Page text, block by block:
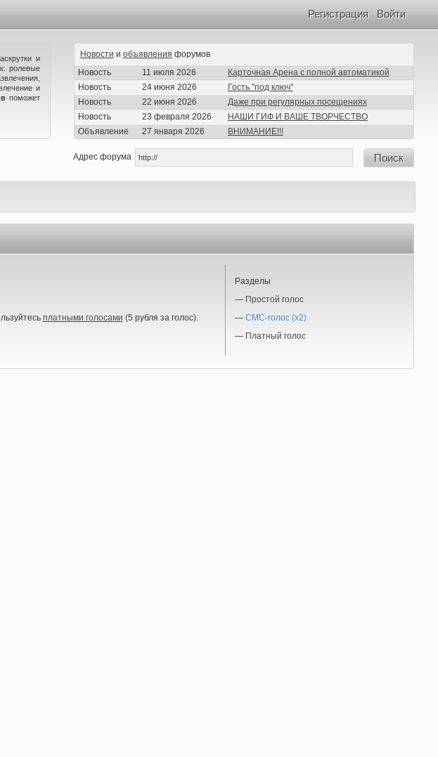
Войти
Регистрация
и
ролевые
и
поможет
Новости и объявления форумов
Новость
11 июля 2026
Карточная Арена с полной автоматикой
Новость
24 июня 2026
Гость "под ключ"
Новость
22 июня 2026
Даже при регулярных посещениях
Новость
23 февраля 2026
НАШИ ГИФ И ВАШЕ ТВОРЧЕСТВО
Объявление
27 января 2026 ВНИМАНИЕ!!!
Адрес форума Поиск
платными голосами (5 рубля за голос).
Разделы
— Простой голос
— СМС-голос (x2)
— Платный голос